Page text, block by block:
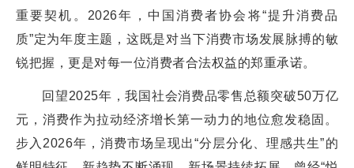
重要契机。2026年，中国消费者协会将“提升消费品
质”定为年度主题，这既是对当下消费市场发展脉搏的敏
锐把握，更是对每一位消费者合法权益的郑重承诺。
回望2025年，我国社会消费品零售总额突破50万亿
元，消费作为拉动经济增长第一动力的地位愈发稳固。
步入2026年，消费市场呈现出“分层分化、理感共生”的